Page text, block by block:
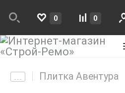
0 0
Плитка Авентура